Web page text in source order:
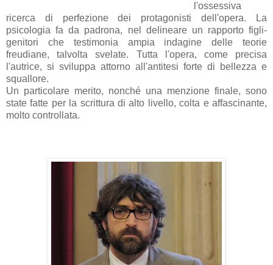
l'ossessiva
ricerca di perfezione dei protagonisti dell'opera. La
psicologia fa da padrona, nel delineare un rapporto figli-
genitori che testimonia ampia indagine delle teorie
freudiane, talvolta svelate. Tutta l'opera, come precisa
l'autrice, si sviluppa attorno all'antitesi forte di bellezza e
squallore.
Un particolare merito, nonché una menzione finale, sono
state fatte per la scrittura di alto livello, colta e affascinante,
molto controllata.